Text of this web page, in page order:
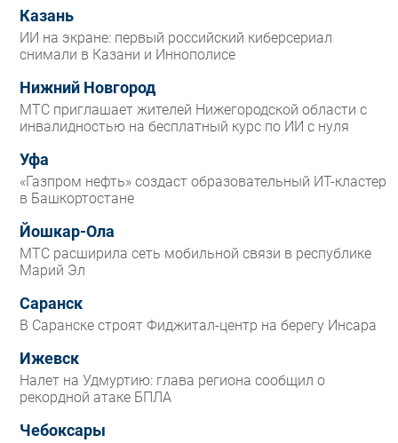
Казань
ИИ на экране: первый российский киберсериал
снимали в Казани и Иннополисе
Нижний Новгород
МТС приглашает жителей Нижегородской области с
инвалидностью на бесплатный курс по ИИ с нуля
Уфа
«Газпром нефть» создаст образовательный ИТ-кластер
в Башкортостане
Йошкар-Ола
МТС расширила сеть мобильной связи в республике
Марий Эл
Саранск
В Саранске строят Фиджитал-центр на берегу Инсара
Ижевск
Налет на Удмуртию: глава региона сообщил о
рекордной атаке БПЛА
Чебоксары